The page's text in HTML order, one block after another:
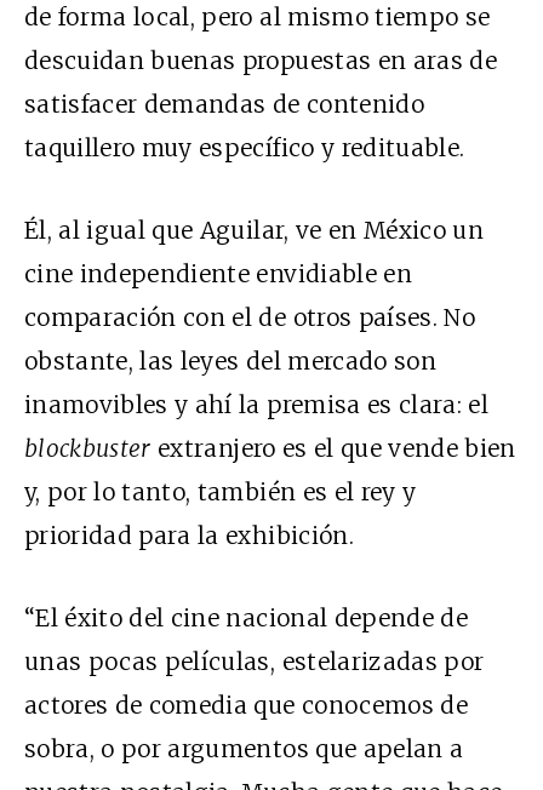
de forma local, pero al mismo tiempo se
descuidan buenas propuestas en aras de
satisfacer demandas de contenido
taquillero muy específico y redituable.
Él, al igual que Aguilar, ve en México un
cine independiente envidiable en
comparación con el de otros países. No
obstante, las leyes del mercado son
inamovibles y ahí la premisa es clara: el
blockbuster extranjero es el que vende bien
y, por lo tanto, también es el rey y
prioridad para la exhibición.
“El éxito del cine nacional depende de
unas pocas películas, estelarizadas por
actores de comedia que conocemos de
sobra, o por argumentos que apelan a